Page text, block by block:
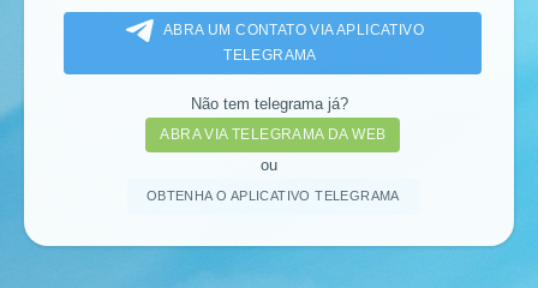
ABRA UM CONTATO VIA APLICATIVO
TELEGRAMA
Não tem telegrama já?
ABRA VIA TELEGRAMA DA WEB
ou
OBTENHA O APLICATIVO TELEGRAMA